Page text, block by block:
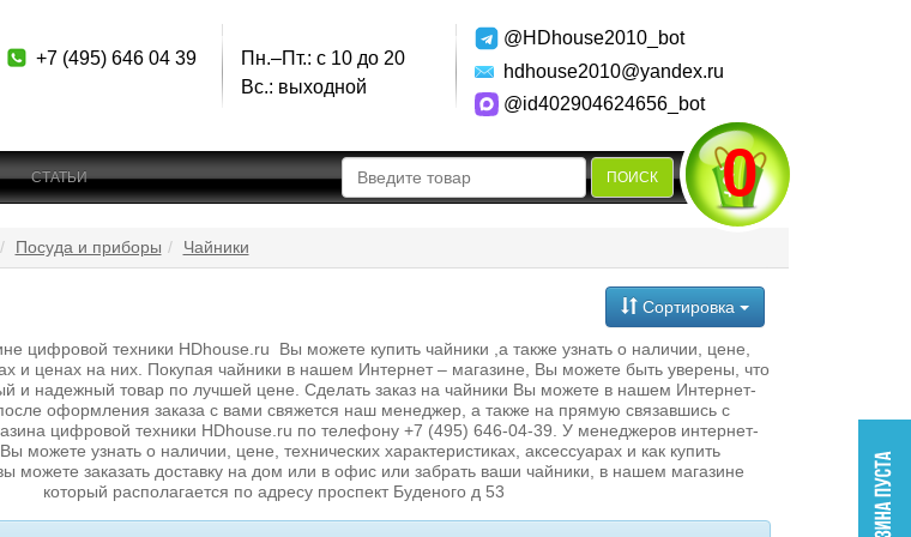
+7 (495) 646 04 39
Пн.–Пт.: с 10 до 20
Вс.: выходной
@HDhouse2010_bot
hdhouse2010@yandex.ru
@id402904624656_bot
СТАТЬИ ПОИСК 0
Посуда и приборы Чайники
Сортировка
цифровой техники HDhouse.ru Вы можете купить чайники ,а также узнать о наличии, цене,
и ценах на них. Покупая чайники в нашем Интернет – магазине, Вы можете быть уверены, что
и надежный товар по лучшей цене. Сделать заказ на чайники Вы можете в нашем Интернет-
оформления заказа с вами свяжется наш менеджер, а также на прямую связавшись с
цифровой техники HDhouse.ru по телефону +7 (495) 646-04-39. У менеджеров интернет-
можете узнать о наличии, цене, технических характеристиках, аксессуарах и как купить
можете заказать доставку на дом или в офис или забрать ваши чайники, в нашем магазине
который располагается по адресу проспект Буденого д 53